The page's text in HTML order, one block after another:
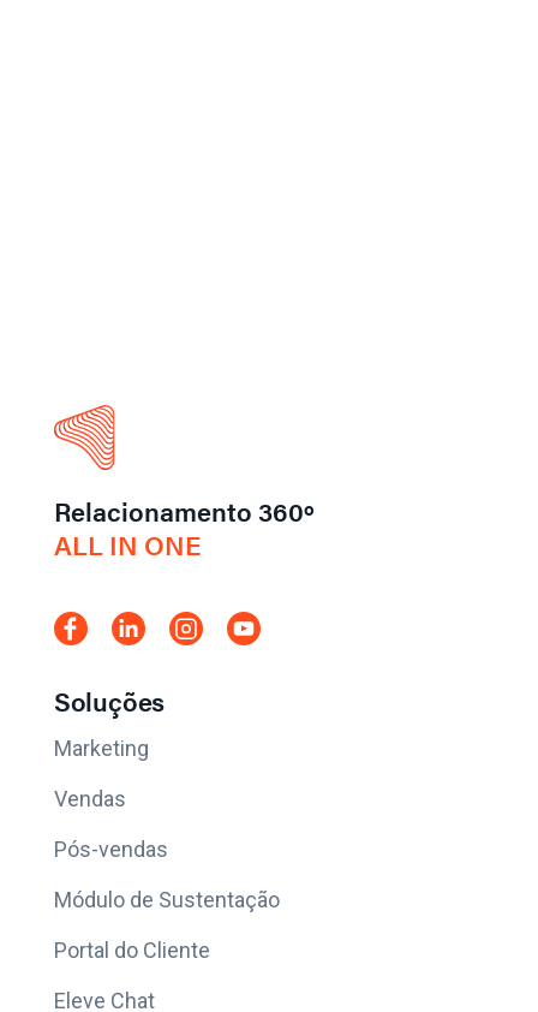
Relacionamento 360º
ALL IN ONE
Soluções
Marketing
Vendas
Pós-vendas
Módulo de Sustentação
Portal do Cliente
Eleve Chat